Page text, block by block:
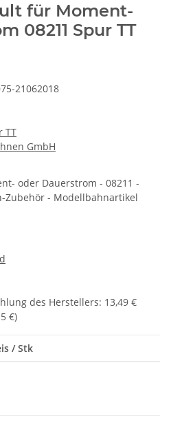
für Moment-
08211 Spur TT
21062018
TT
GmbH
oder Dauerstrom - 08211 -
Zubehör - Modellbahnartikel
des Herstellers: 13,49 €
€)
/ Stk